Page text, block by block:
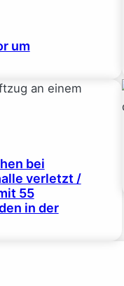
um
bei
verletzt /
55
in der